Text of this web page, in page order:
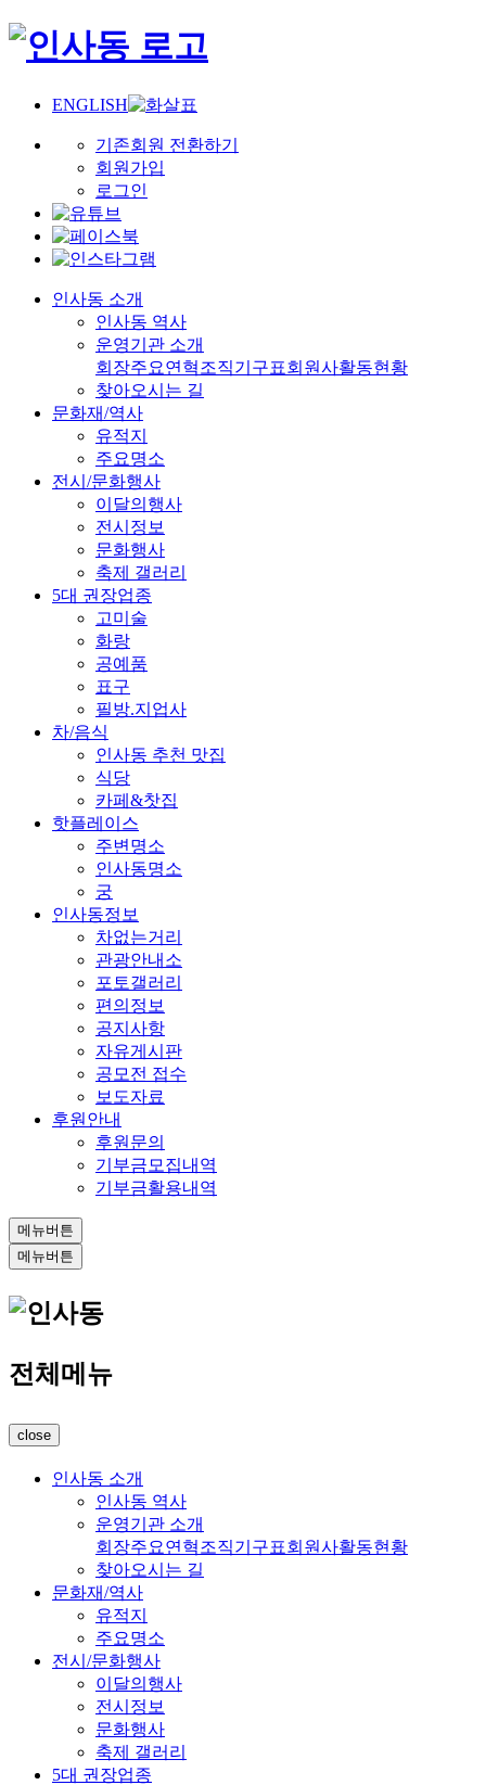
ENGLISH
기존회원 전환하기
회원가입
로그인
인사동 소개
인사동 역사
운영기관 소개
회장주요연혁조직기구표회원사활동현황
찾아오시는 길
문화재/역사
유적지
주요명소
전시/문화행사
이달의행사
전시정보
문화행사
축제 갤러리
5대 권장업종
고미술
화랑
공예품
표구
필방.지업사
차/음식
인사동 추천 맛집
식당
카페&찻집
핫플레이스
주변명소
인사동명소
궁
인사동정보
차없는거리
관광안내소
포토갤러리
편의정보
공지사항
자유게시판
공모전 접수
보도자료
후원안내
후원문의
기부금모집내역
기부금활용내역
메뉴버튼
메뉴버튼
전체메뉴
close
인사동 소개
인사동 역사
운영기관 소개
회장주요연혁조직기구표회원사활동현황
찾아오시는 길
문화재/역사
유적지
주요명소
전시/문화행사
이달의행사
전시정보
문화행사
축제 갤러리
5대 권장업종